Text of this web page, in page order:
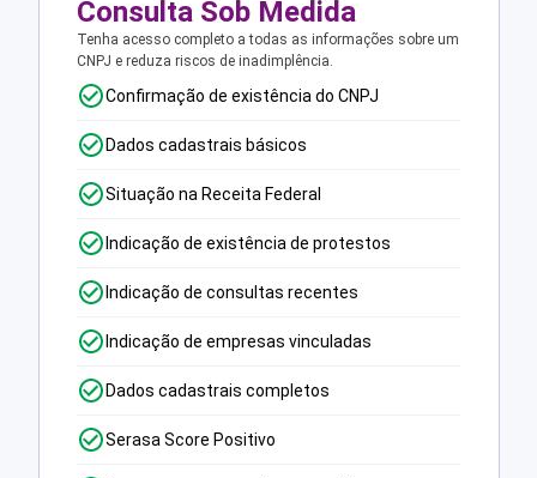
Consulta Sob Medida
Tenha acesso completo a todas as informações sobre um
CNPJ e reduza riscos de inadimplência.
Confirmação de existência do CNPJ
Dados cadastrais básicos
Situação na Receita Federal
Indicação de existência de protestos
Indicação de consultas recentes
Indicação de empresas vinculadas
Dados cadastrais completos
Serasa Score Positivo